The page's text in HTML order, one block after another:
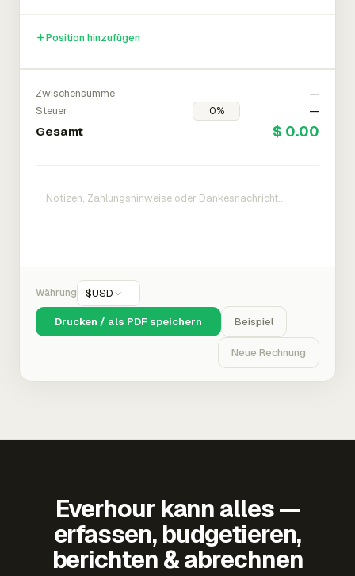
Position hinzufügen
Zwischensumme
—
Steuer
—
Gesamt $ 0.00
Währung $USD
Drucken / als PDF speichern Beispiel
Neue Rechnung
Everhour kann alles —
erfassen, budgetieren,
berichten & abrechnen